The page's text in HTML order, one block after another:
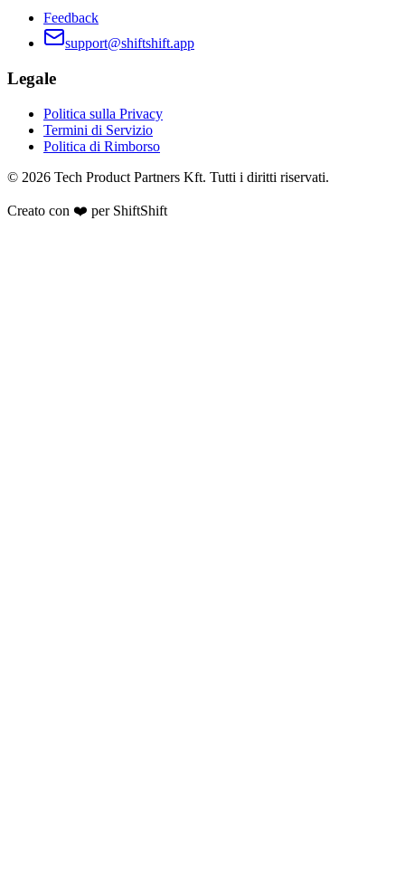
Feedback
support@shiftshift.app
Legale
Politica sulla Privacy
Termini di Servizio
Politica di Rimborso
© 2026 Tech Product Partners Kft. Tutti i diritti riservati.
Creato con ❤️ per ShiftShift